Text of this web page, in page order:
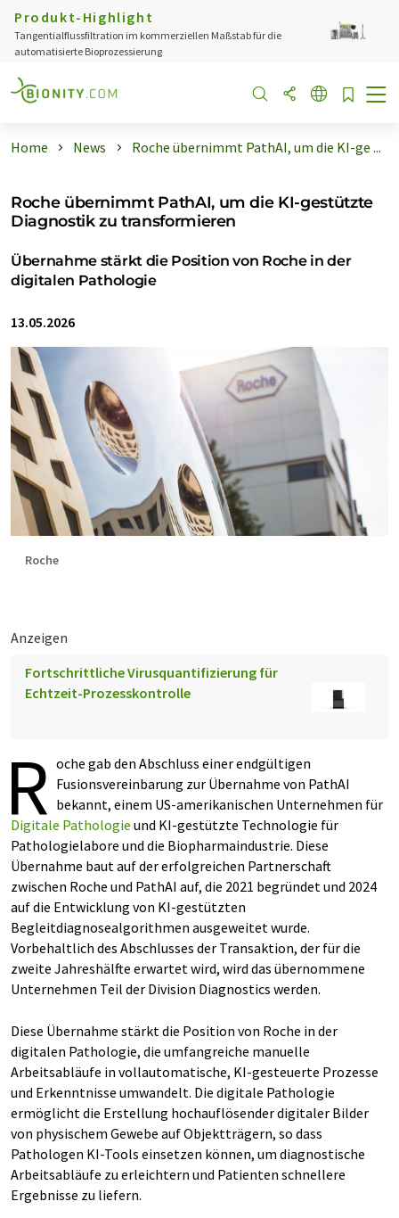
Produkt-Highlight
Tangentialflussfiltration im kommerziellen Maßstab für die
automatisierte Bioprozessierung
Home News Roche übernimmt PathAI, um die KI-ge ...
Roche übernimmt PathAI, um die KI-gestützte
Diagnostik zu transformieren
Übernahme stärkt die Position von Roche in der
digitalen Pathologie
13.05.2026
Roche
Anzeigen
Fortschrittliche Virusquantifizierung für
Echtzeit-Prozesskontrolle
R oche gab den Abschluss einer endgültigen
Fusionsvereinbarung zur Übernahme von PathAI
bekannt, einem US-amerikanischen Unternehmen für
Digitale Pathologie und KI-gestützte Technologie für
Pathologielabore und die Biopharmaindustrie. Diese
Übernahme baut auf der erfolgreichen Partnerschaft
zwischen Roche und PathAI auf, die 2021 begründet und 2024
auf die Entwicklung von KI-gestützten
Begleitdiagnosealgorithmen ausgeweitet wurde.
Vorbehaltlich des Abschlusses der Transaktion, der für die
zweite Jahreshälfte erwartet wird, wird das übernommene
Unternehmen Teil der Division Diagnostics werden.
Diese Übernahme stärkt die Position von Roche in der
digitalen Pathologie, die umfangreiche manuelle
Arbeitsabläufe in vollautomatische, KI-gesteuerte Prozesse
und Erkenntnisse umwandelt. Die digitale Pathologie
ermöglicht die Erstellung hochauflösender digitaler Bilder
von physischem Gewebe auf Objektträgern, so dass
Pathologen KI-Tools einsetzen können, um diagnostische
Arbeitsabläufe zu erleichtern und Patienten schnellere
Ergebnisse zu liefern.